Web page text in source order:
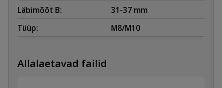
Läbimõõt B:
31-37 mm
Tüüp:
M8/M10
Allalaetavad failid